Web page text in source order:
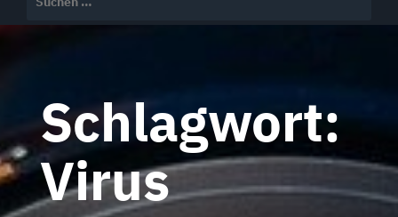
nach:
Schlagwort:
Virus